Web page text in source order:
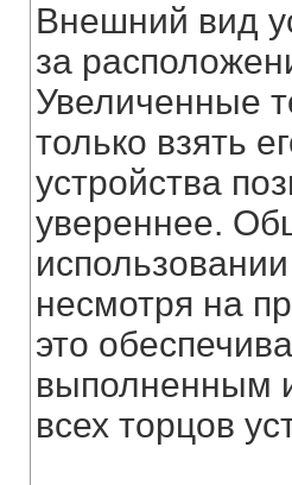
Внешний вид
за
Увеличенные
только взять
устройства
увереннее.
несмотря на
это
выполненным
всех торцов